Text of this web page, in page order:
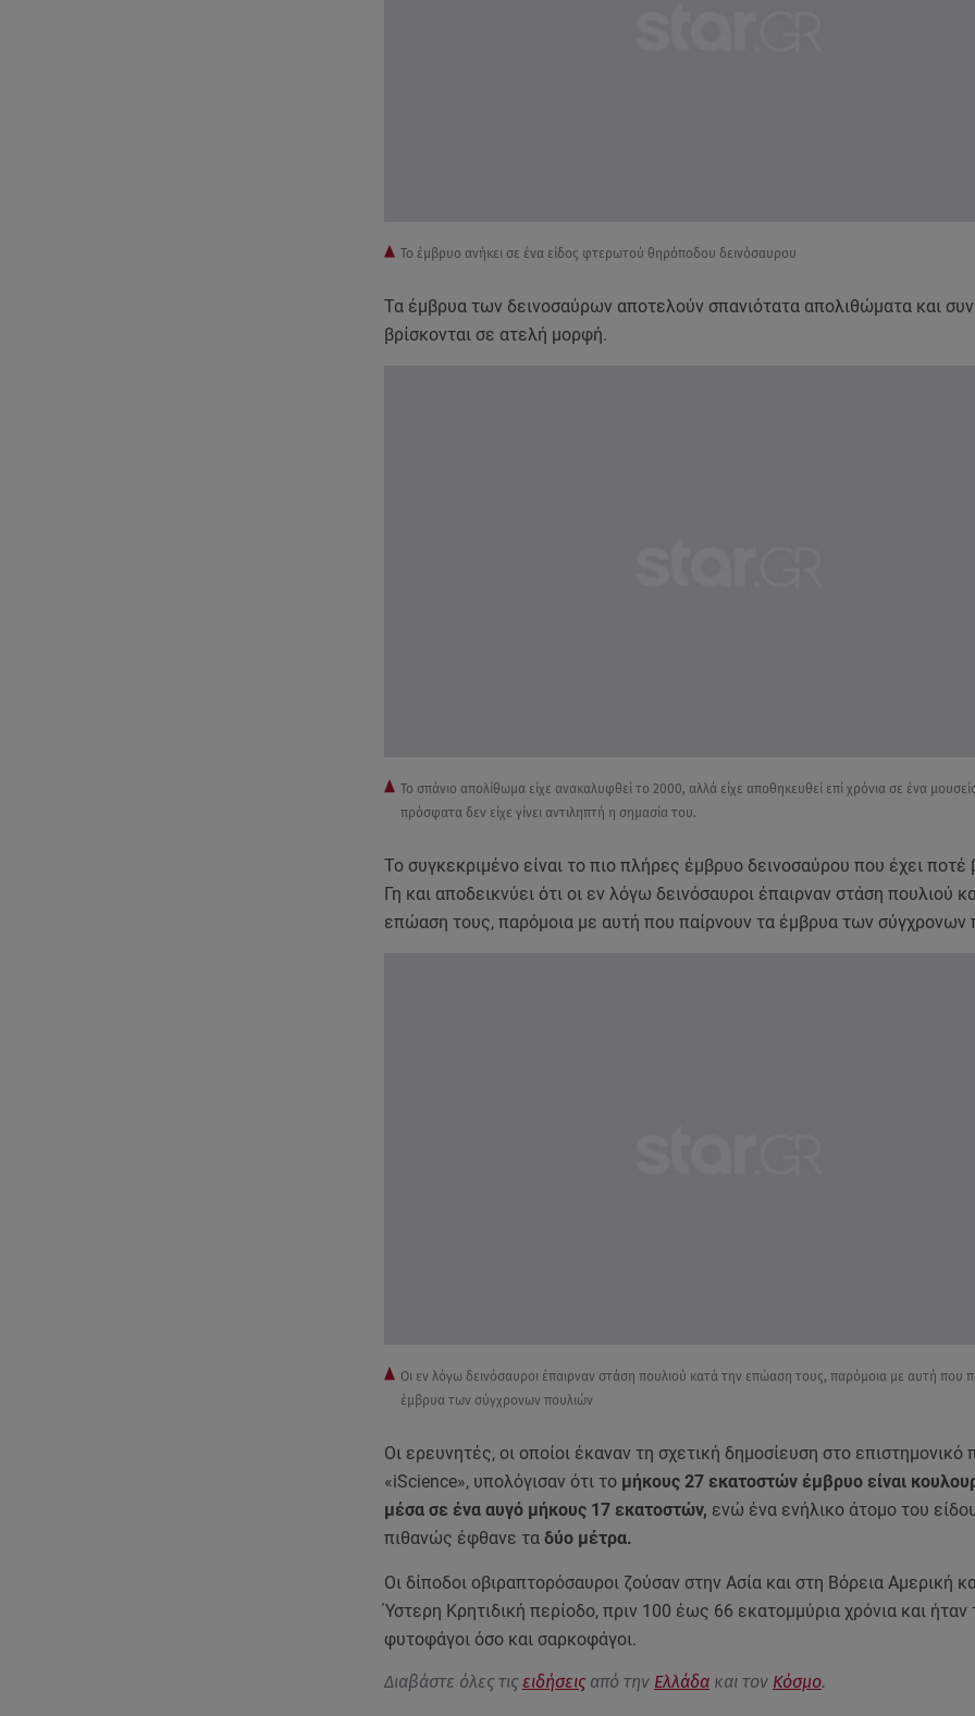
Το έμβρυο ανήκει σε ένα είδος φτερωτού θηρόποδου δεινόσαυρου
Τα έμβρυα των δεινοσαύρων αποτελούν σπανιότατα απολιθώματα και
βρίσκονται σε ατελή μορφή.
Το σπάνιο απολίθωμα είχε ανακαλυφθεί το 2000, αλλά είχε αποθηκευθεί επί χρόνια σε ένα
πρόσφατα δεν είχε γίνει αντιληπτή η σημασία του.
Το συγκεκριμένο είναι το πιο πλήρες έμβρυο δεινοσαύρου που έχει ποτέ
Γη και αποδεικνύει ότι οι εν λόγω δεινόσαυροι έπαιρναν στάση πουλιού
επώαση τους, παρόμοια με αυτή που παίρνουν τα έμβρυα των σύγχρονων
Οι εν λόγω δεινόσαυροι έπαιρναν στάση πουλιού κατά την επώαση τους, παρόμοια με αυτή που
έμβρυα των σύγχρονων πουλιών
Οι ερευνητές, οι οποίοι έκαναν τη σχετική δημοσίευση στο επιστημονικό
«iScience», υπολόγισαν ότι το μήκους 27 εκατοστών έμβρυο είναι
μέσα σε ένα αυγό μήκους 17 εκατοστών, ενώ ένα ενήλικο άτομο του
πιθανώς έφθανε ταδύο μέτρα.
Οι δίποδοι οβιραπτορόσαυροι ζούσαν στην Ασία και στη Βόρεια Αμερική
Ύστερη Κρητιδική περίοδο, πριν 100 έως 66 εκατομμύρια χρόνια και ήταν
φυτοφάγοι όσο και σαρκοφάγοι.
Διαβάστε όλες τις ειδήσειςαπό την Ελλάδακαι τον Κόσμο.